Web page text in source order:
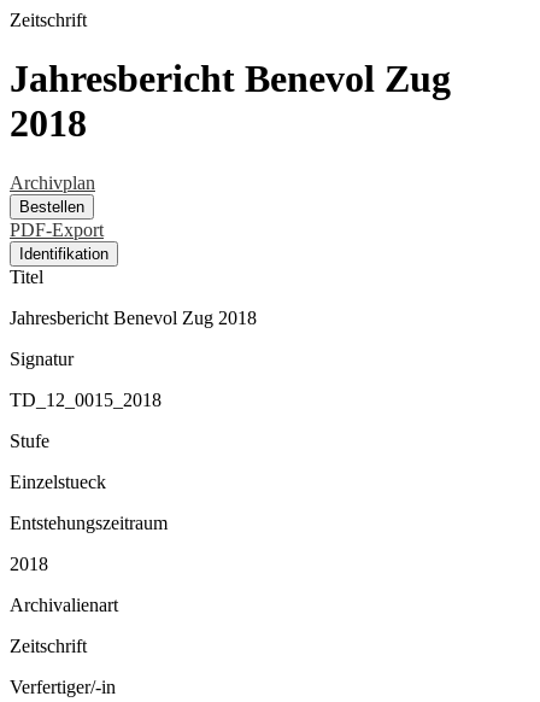
Zeitschrift
Jahresbericht Benevol Zug
2018
Archivplan
Bestellen
PDF-Export
Identifikation
Titel
Jahresbericht Benevol Zug 2018
Signatur
TD_12_0015_2018
Stufe
Einzelstueck
Entstehungszeitraum
2018
Archivalienart
Zeitschrift
Verfertiger/-in